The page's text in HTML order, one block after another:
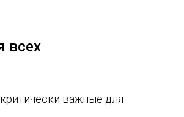
всех
важные для